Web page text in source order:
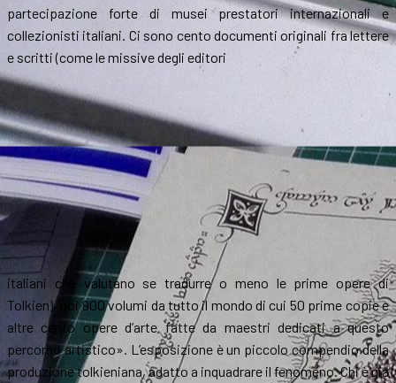
partecipazione forte di musei prestatori internazionali e
collezionisti italiani. Ci sono cento documenti originali fra lettere
e scritti (come le missive degli editori
italiani che valutano se tradurre o meno le prime opere di
Tolkien), poi 900 volumi da tutto il mondo di cui 50 prime copie e
altre cento opere d’arte fatte da maestri dedicati a questo
percorso artistico». L’esposizione è un piccolo compendio della
produzione tolkieniana, adatto a inquadrare il fenomeno. Chi è già